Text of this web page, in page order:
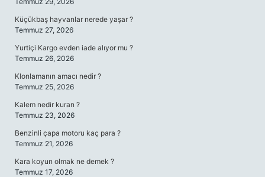
Küçükbaş hayvanlar nerede yaşar ?
Temmuz 27, 2026
Yurtiçi Kargo evden iade alıyor mu ?
Temmuz 26, 2026
Klonlamanın amacı nedir ?
Temmuz 25, 2026
Kalem nedir kuran ?
Temmuz 23, 2026
Benzinli çapa motoru kaç para ?
Temmuz 21, 2026
Kara koyun olmak ne demek ?
Temmuz 17, 2026